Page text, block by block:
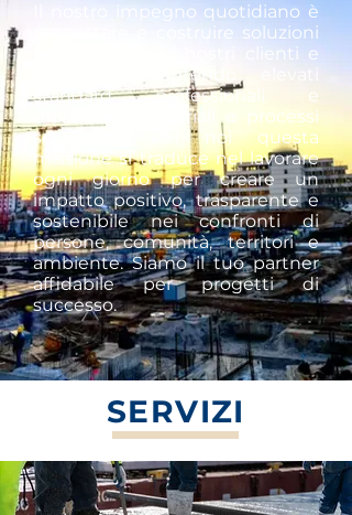
Il nostro impegno quotidiano è
progettare e costruire soluzioni
su misura per i nostri clienti e
partners garantendo elevati
standard professionali e
utilizzando materiali e processi
sostenibili. Per noi questa
missione si traduce nel lavorare
ogni giorno per creare un
impatto positivo, trasparente e
sostenibile nei confronti di
persone, comunità, territori e
ambiente. Siamo il tuo partner
affidabile per progetti di
successo.
SERVIZI